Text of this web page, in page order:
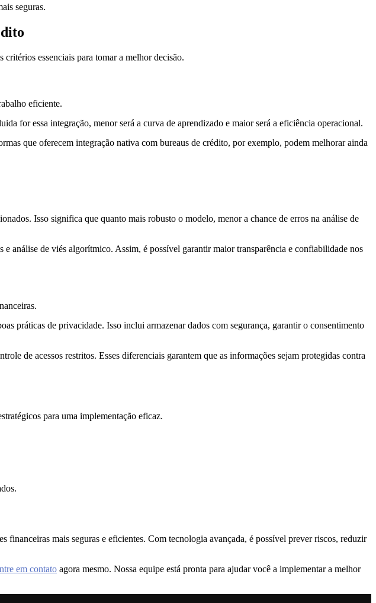
seguras.
essenciais para tomar a melhor decisão.
eficiente.
for essa integração, menor será a curva de aprendizado e maior será a eficiência operacional.
que oferecem integração nativa com bureaus de crédito, por exemplo, podem melhorar ainda
Isso significa que quanto mais robusto o modelo, menor a chance de erros na análise de
análise de viés algorítmico. Assim, é possível garantir maior transparência e confiabilidade nos
práticas de privacidade. Isso inclui armazenar dados com segurança, garantir o consentimento
de acessos restritos. Esses diferenciais garantem que as informações sejam protegidas contra
para uma implementação eficaz.
financeiras mais seguras e eficientes. Com tecnologia avançada, é possível prever riscos, reduzir
em contato agora mesmo. Nossa equipe está pronta para ajudar você a implementar a melhor